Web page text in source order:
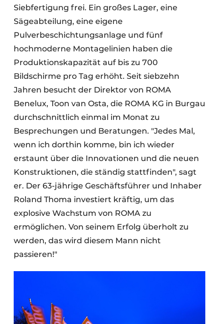
Siebfertigung frei. Ein großes Lager, eine
Sägeabteilung, eine eigene
Pulverbeschichtungsanlage und fünf
hochmoderne Montagelinien haben die
Produktionskapazität auf bis zu 700
Bildschirme pro Tag erhöht. Seit siebzehn
Jahren besucht der Direktor von ROMA
Benelux, Toon van Osta, die ROMA KG in Burgau
durchschnittlich einmal im Monat zu
Besprechungen und Beratungen. "Jedes Mal,
wenn ich dorthin komme, bin ich wieder
erstaunt über die Innovationen und die neuen
Konstruktionen, die ständig stattfinden", sagt
er. Der 63-jährige Geschäftsführer und Inhaber
Roland Thoma investiert kräftig, um das
explosive Wachstum von ROMA zu
ermöglichen. Von seinem Erfolg überholt zu
werden, das wird diesem Mann nicht
passieren!"